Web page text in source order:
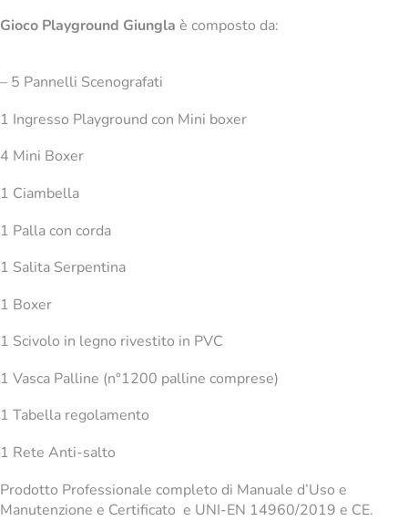
Gioco Playground Giungla è composto da:
– 5 Pannelli Scenografati
1 Ingresso Playground con Mini boxer
4 Mini Boxer
1 Ciambella
1 Palla con corda
1 Salita Serpentina
1 Boxer
1 Scivolo in legno rivestito in PVC
1 Vasca Palline (n°1200 palline comprese)
1 Tabella regolamento
1 Rete Anti-salto
Prodotto Professionale completo di Manuale d’Uso e
Manutenzione e Certificato e UNI-EN 14960/2019 e CE.